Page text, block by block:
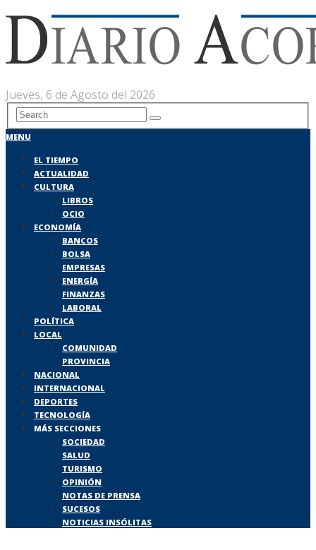
Jueves, 6 de Agosto del 2026
MENU
EL TIEMPO
ACTUALIDAD
CULTURA
LIBROS
OCIO
ECONOMÍA
BANCOS
BOLSA
EMPRESAS
ENERGÍA
FINANZAS
LABORAL
POLÍTICA
LOCAL
COMUNIDAD
PROVINCIA
NACIONAL
INTERNACIONAL
DEPORTES
TECNOLOGÍA
MÁS SECCIONES
SOCIEDAD
SALUD
TURISMO
OPINIÓN
NOTAS DE PRENSA
SUCESOS
NOTICIAS INSÓLITAS